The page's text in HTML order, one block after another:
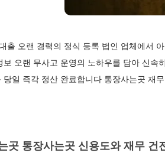
출 오랜 경력의 정식 등록 법인 업체에서
보 오랜 무사고 운영의 노하우를 담아 신속
당일 즉각 정산 완료합니다 통장사는곳 재
곳 통장사는곳 신용도와 재무